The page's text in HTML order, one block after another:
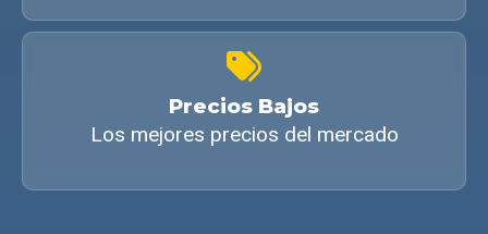
Precios Bajos
Los mejores precios del mercado